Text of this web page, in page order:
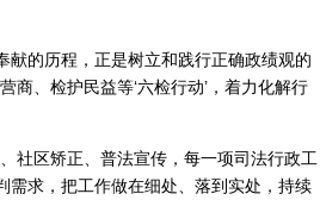
的历程，正是树立和践行正确政绩观的
商、检护民益等‘六检行动’，着力化解行
社区矫正、普法宣传，每一项司法行政工
需求，把工作做在细处、落到实处，持续